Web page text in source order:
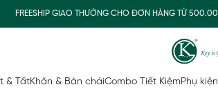
FREESHIP GIAO THƯỜNG CHO ĐƠN HÀNG TỪ 500.000Đ
& TấtKhăn & Bàn chảiCombo Tiết KiệmPhụ kiện